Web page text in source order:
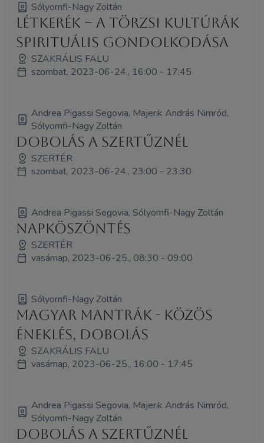
Sólyomfi-Nagy Zoltán
Létkerék – a törzsi kultúrák
spirituális gondolkodása
SZAKRÁLIS FALU
szombat, 2023-06-24., 16:00 - 17:45
Andrea Pigassi Segovia, Majerik András Nimród,
Sólyomfi-Nagy Zoltán
Dobolás a Szertűznél
SZERTÉR
szombat, 2023-06-24., 23:00 - 23:30
Andrea Pigassi Segovia, Sólyomfi-Nagy Zoltán
Napköszöntés
SZERTÉR
vasárnap, 2023-06-25., 08:30 - 09:00
Sólyomfi-Nagy Zoltán
Magyar Mantrák - közös
éneklés, dobolás
SZAKRÁLIS FALU
vasárnap, 2023-06-25., 16:00 - 17:45
Andrea Pigassi Segovia, Majerik András Nimród,
Sólyomfi-Nagy Zoltán
Dobolás a Szertűznél